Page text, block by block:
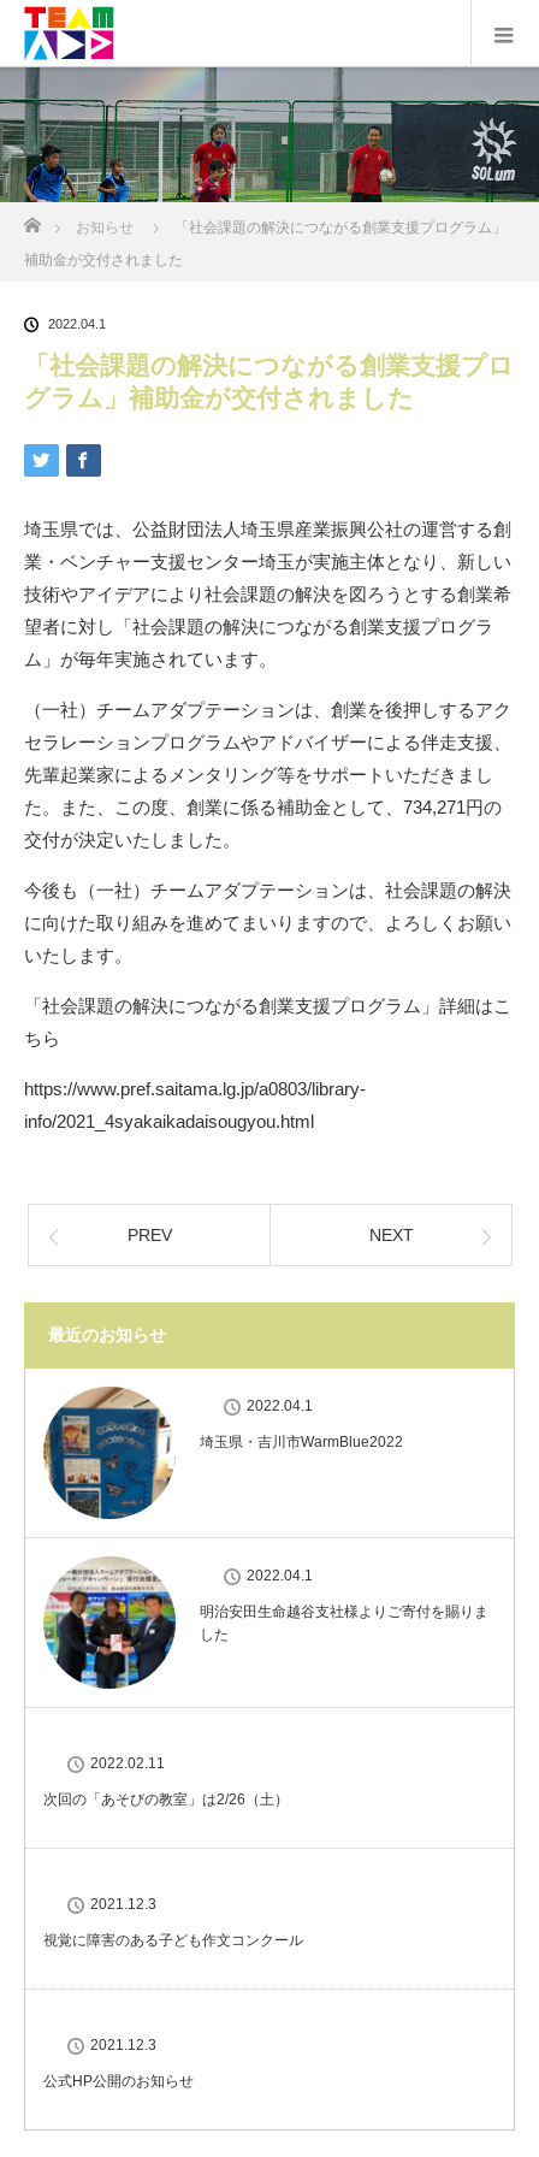
ホーム
お知らせ
「社会課題の解決につながる創業支援プログラム」
補助金が交付されました
2022.04.1
「社会課題の解決につながる創業支援プロ
グラム」補助金が交付されました
埼玉県では、公益財団法人埼玉県産業振興公社の運営する創
業・ベンチャー支援センター埼玉が実施主体となり、新しい
技術やアイデアにより社会課題の解決を図ろうとする創業希
望者に対し「社会課題の解決につながる創業支援プログラ
ム」が毎年実施されています。
（一社）チームアダプテーションは、創業を後押しするアク
セラレーションプログラムやアドバイザーによる伴走支援、
先輩起業家によるメンタリング等をサポートいただきまし
た。また、この度、創業に係る補助金として、734,271円の
交付が決定いたしました。
今後も（一社）チームアダプテーションは、社会課題の解決
に向けた取り組みを進めてまいりますので、よろしくお願い
いたします。
「社会課題の解決につながる創業支援プログラム」詳細はこ
ちら
https://www.pref.saitama.lg.jp/a0803/library-
info/2021_4syakaikadaisougyou.html
PREV NEXT
最近のお知らせ
2022.04.1
埼玉県・吉川市WarmBlue2022
2022.04.1
明治安田生命越谷支社様よりご寄付を賜りま
した
2022.02.11
次回の「あそびの教室」は2/26（土）
2021.12.3
視覚に障害のある子ども作文コンクール
2021.12.3
公式HP公開のお知らせ